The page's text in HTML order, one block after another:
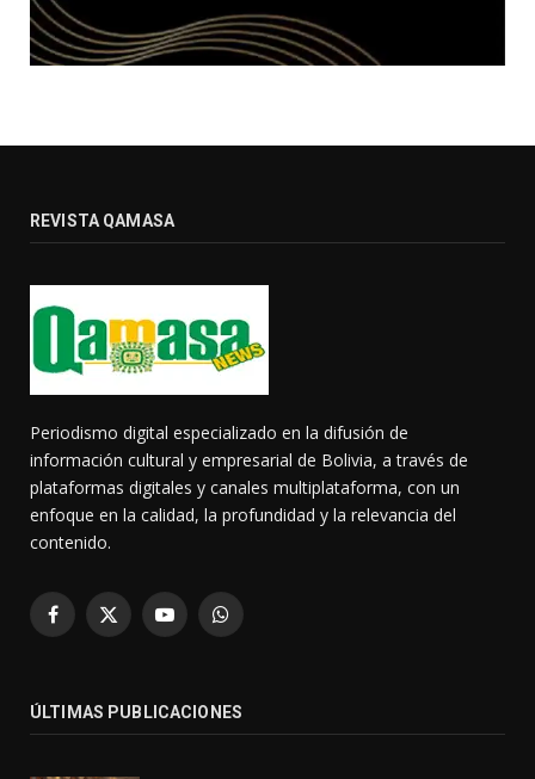
REVISTA QAMASA
Periodismo digital especializado en la difusión de
información cultural y empresarial de Bolivia, a través de
plataformas digitales y canales multiplataforma, con un
enfoque en la calidad, la profundidad y la relevancia del
contenido.
Facebook
X
YouTubeWhatsApp
ÚLTIMAS PUBLICACIONES